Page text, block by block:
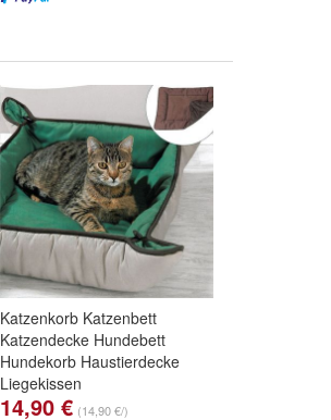
Katzenkorb Katzenbett
Katzendecke Hundebett
Hundekorb Haustierdecke
Liegekissen
Farbe:braun,grün
14,90 € (14,90 €/)